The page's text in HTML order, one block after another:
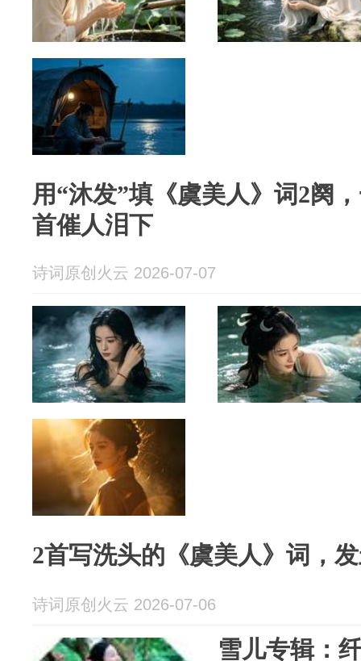
用“沐发”填《虞美人》词2阕
首催人泪下
诗词原创火云 2026-07-07
2首写洗头的《虞美人》词，
诗词原创火云 2026-07-06
雪儿专辑：